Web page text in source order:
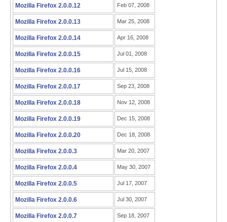
Mozilla Firefox 2.0.0.12 Feb 07, 2008
Mozilla Firefox 2.0.0.13 Mar 25, 2008
Mozilla Firefox 2.0.0.14 Apr 16, 2008
Mozilla Firefox 2.0.0.15 Jul 01, 2008
Mozilla Firefox 2.0.0.16 Jul 15, 2008
Mozilla Firefox 2.0.0.17 Sep 23, 2008
Mozilla Firefox 2.0.0.18 Nov 12, 2008
Mozilla Firefox 2.0.0.19 Dec 15, 2008
Mozilla Firefox 2.0.0.20 Dec 18, 2008
Mozilla Firefox 2.0.0.3 Mar 20, 2007
Mozilla Firefox 2.0.0.4 May 30, 2007
Mozilla Firefox 2.0.0.5 Jul 17, 2007
Mozilla Firefox 2.0.0.6 Jul 30, 2007
Mozilla Firefox 2.0.0.7 Sep 18, 2007